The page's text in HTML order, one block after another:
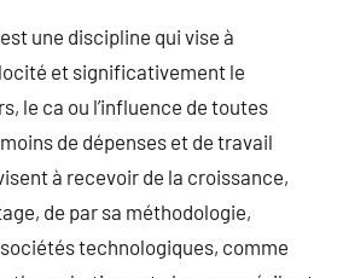
une discipline qui vise à
et significativement le
le ca ou l’influence de toutes
de dépenses et de travail
à recevoir de la croissance,
de par sa méthodologie,
sociétés technologiques, comme